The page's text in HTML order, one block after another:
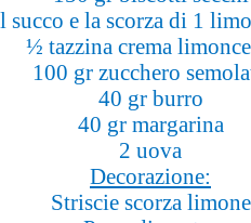
succo e la scorza di 1
½ tazzina crema
100 gr zucchero
40 gr burro
40 gr margarina
2 uova
Decorazione:
Striscie scorza limone